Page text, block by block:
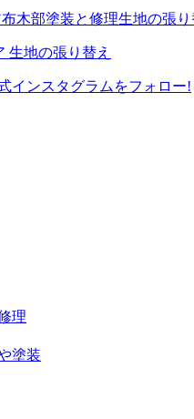
布木部塗装と修理生地の張
生地の張り替え
理
塗装